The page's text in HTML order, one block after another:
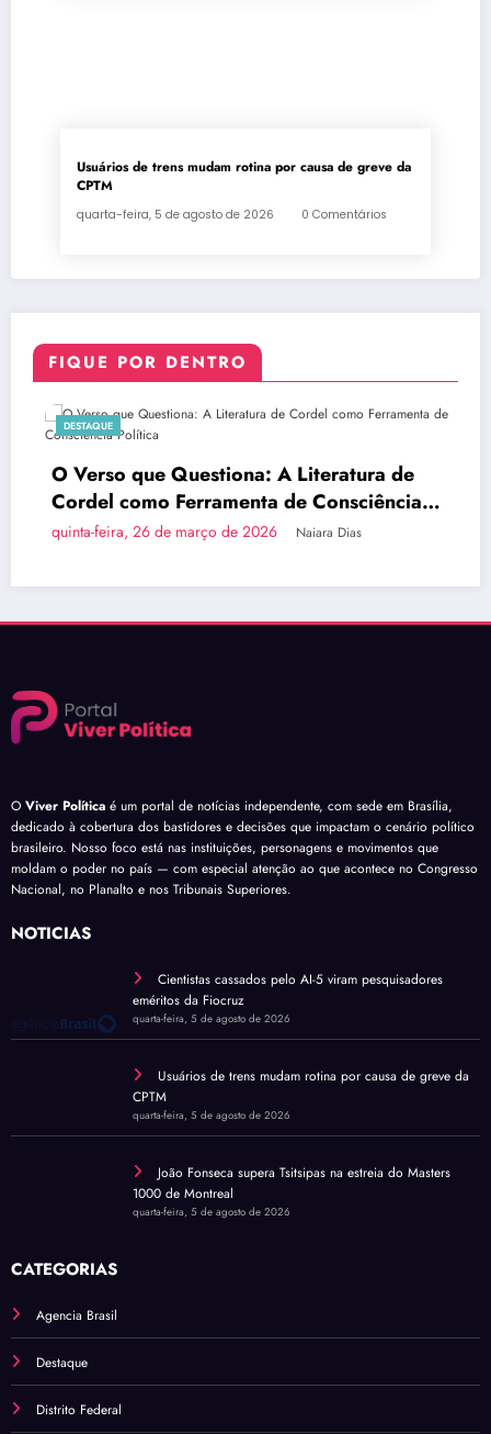
Usuários de trens mudam rotina por causa de greve da
CPTM
quarta-feira, 5 de agosto de 2026 0 Comentários
FIQUE POR DENTRO
DESTAQUE
Verso que Questiona: A Literatura de
como Ferramenta de Consciência
feira, 26 de março de 2026 Naiara Dias
O Viver Política é um portal de notícias independente, com sede em Brasília,
dedicado à cobertura dos bastidores e decisões que impactam o cenário político
brasileiro. Nosso foco está nas instituições, personagens e movimentos que
moldam o poder no país — com especial atenção ao que acontece no Congresso
Nacional, no Planalto e nos Tribunais Superiores.
NOTÍCIAS
Cientistas cassados pelo AI-5 viram pesquisadores
eméritos da Fiocruz
quarta-feira, 5 de agosto de 2026
Usuários de trens mudam rotina por causa de greve da
CPTM
quarta-feira, 5 de agosto de 2026
João Fonseca supera Tsitsipas na estreia do Masters
1000 de Montreal
quarta-feira, 5 de agosto de 2026
CATEGORIAS
Agencia Brasil
Destaque
Distrito Federal